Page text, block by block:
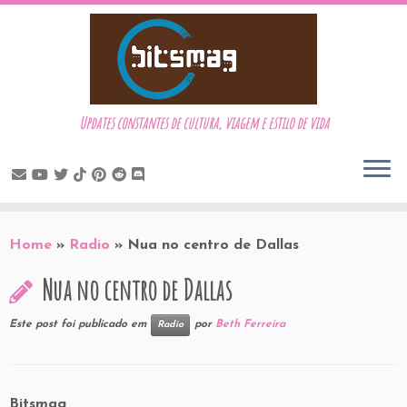
to
Updates constantes de cultura, viagem e estilo de vida
Home » Radio » Nua no centro de Dallas
Nua no centro de Dallas
Este post foi publicado em Radio por Beth Ferreira